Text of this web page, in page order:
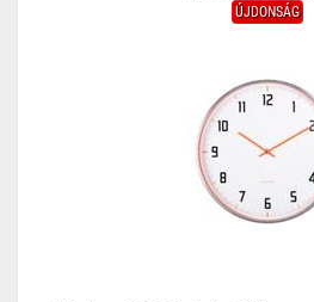
ÚJDONSÁG